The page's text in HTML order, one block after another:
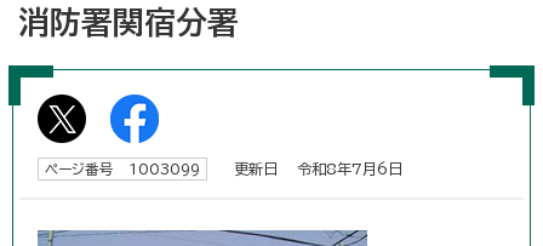
消防署関宿分署
ページ番号 1003099 更新日 令和8年7月6日